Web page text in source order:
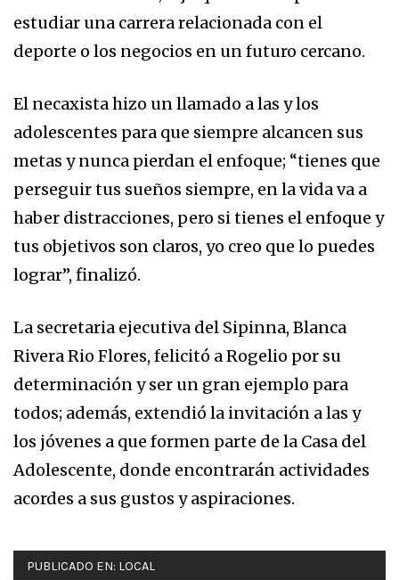
estudiar una carrera relacionada con el
deporte o los negocios en un futuro cercano.
El necaxista hizo un llamado a las y los
adolescentes para que siempre alcancen sus
metas y nunca pierdan el enfoque; “tienes que
perseguir tus sueños siempre, en la vida va a
haber distracciones, pero si tienes el enfoque y
tus objetivos son claros, yo creo que lo puedes
lograr”, finalizó.
La secretaria ejecutiva del Sipinna, Blanca
Rivera Rio Flores, felicitó a Rogelio por su
determinación y ser un gran ejemplo para
todos; además, extendió la invitación a las y
los jóvenes a que formen parte de la Casa del
Adolescente, donde encontrarán actividades
acordes a sus gustos y aspiraciones.
PUBLICADO EN: LOCAL